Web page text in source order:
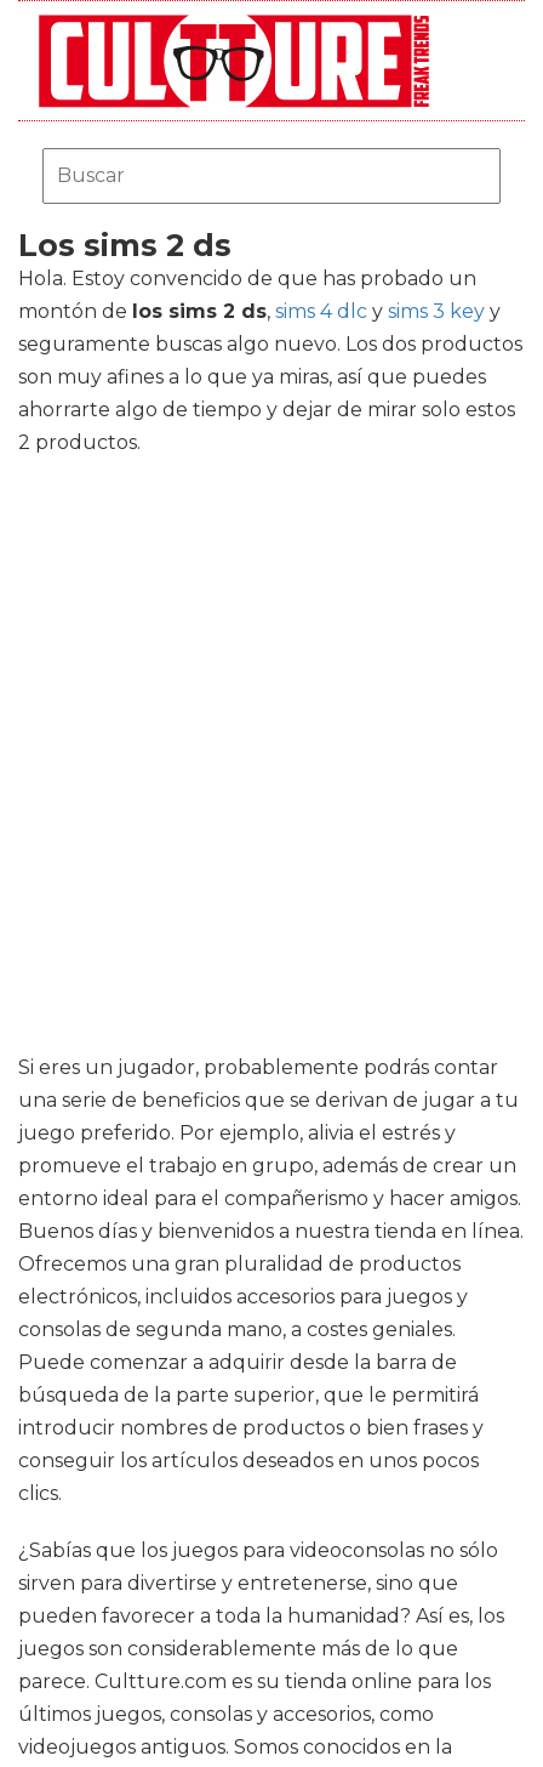
Los sims 2 ds
Hola. Estoy convencido de que has probado un
montón de los sims 2 ds, sims 4 dlc y sims 3 key y
seguramente buscas algo nuevo. Los dos productos
son muy afines a lo que ya miras, así que puedes
ahorrarte algo de tiempo y dejar de mirar solo estos
2 productos.
Si eres un jugador, probablemente podrás contar
una serie de beneficios que se derivan de jugar a tu
juego preferido. Por ejemplo, alivia el estrés y
promueve el trabajo en grupo, además de crear un
entorno ideal para el compañerismo y hacer amigos.
Buenos días y bienvenidos a nuestra tienda en línea.
Ofrecemos una gran pluralidad de productos
electrónicos, incluidos accesorios para juegos y
consolas de segunda mano, a costes geniales.
Puede comenzar a adquirir desde la barra de
búsqueda de la parte superior, que le permitirá
introducir nombres de productos o bien frases y
conseguir los artículos deseados en unos pocos
clics.
¿Sabías que los juegos para videoconsolas no sólo
sirven para divertirse y entretenerse, sino que
pueden favorecer a toda la humanidad? Así es, los
juegos son considerablemente más de lo que
parece. Cultture.com es su tienda online para los
últimos juegos, consolas y accesorios, como
videojuegos antiguos. Somos conocidos en la